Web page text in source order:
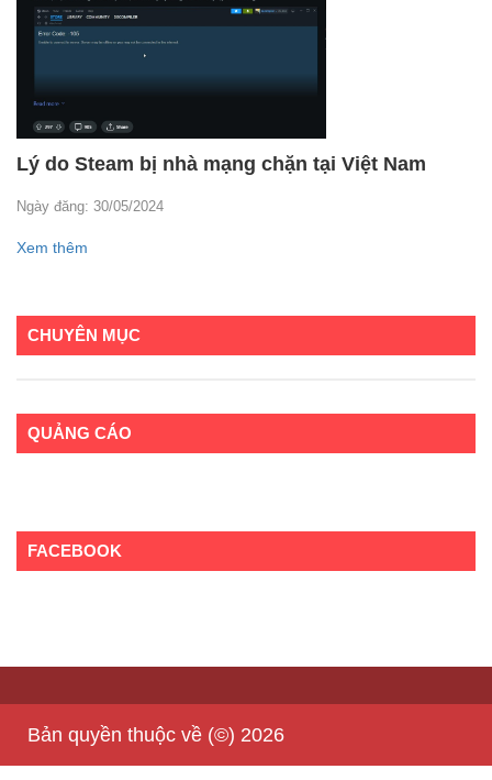
Lý do Steam bị nhà mạng chặn tại Việt Nam
Ngày đăng: 30/05/2024
Xem thêm
CHUYÊN MỤC
QUẢNG CÁO
FACEBOOK
Bản quyền thuộc về (©) 2026